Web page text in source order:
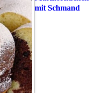
mit Schmand